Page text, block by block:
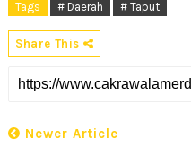
Tags # Daerah # Taput
Share This
Newer Article